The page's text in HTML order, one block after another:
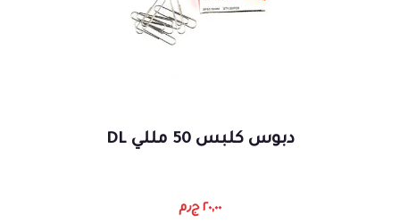
دبوس كلبس 50 مللي DL
٢٠,٠٠ ج٫م